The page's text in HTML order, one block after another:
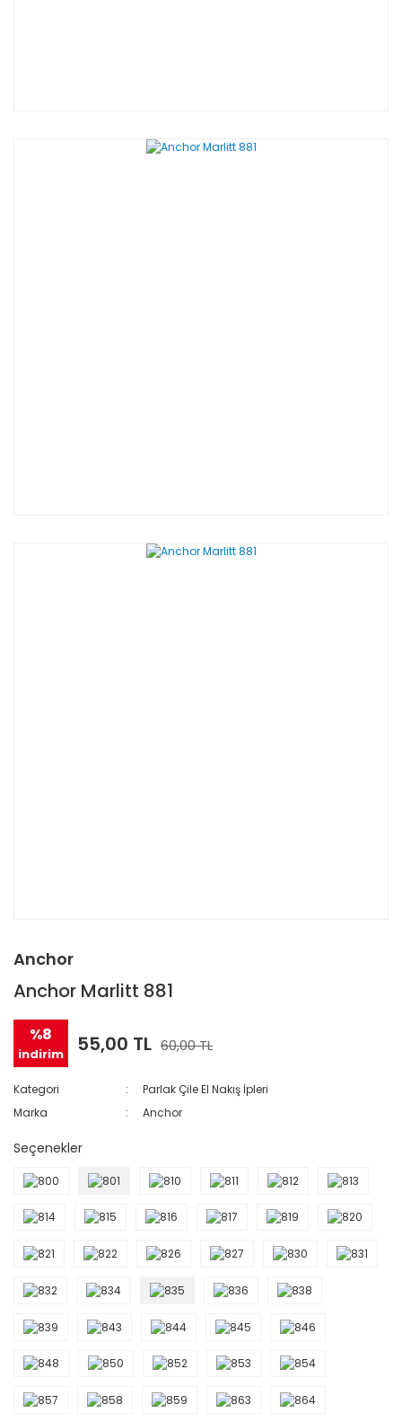
Anchor
Anchor Marlitt 881
%8
indirim 55,00 TL 60,00 TL
Kategori
Parlak Çile El Nakış İpleri
Marka
Anchor
Seçenekler